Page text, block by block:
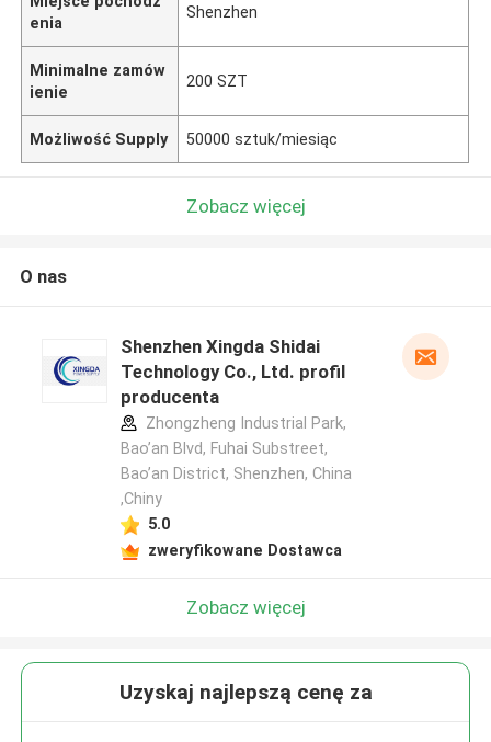
enia
Shenzhen
Minimalne zamów
ienie
200 SZT
Możliwość Supply 50000 sztuk/miesiąc
Zobacz więcej
O nas
Shenzhen Xingda Shidai
Technology Co., Ltd. profil
producenta
Zhongzheng Industrial Park,
Bao’an Blvd, Fuhai Substreet,
Bao’an District, Shenzhen, China
,Chiny
5.0
zweryfikowane Dostawca
Zobacz więcej
Uzyskaj najlepszą cenę za